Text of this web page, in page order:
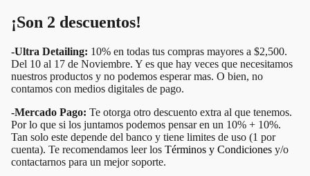
cturing
Liquid
s
Oberk
Rupes
¡Son 2 descuentos!
-Ultra Detailing: 10% en todas tus compras mayores a $2,500.
Del 10 al 17 de Noviembre. Y es que hay veces que necesitamos
nuestros productos y no podemos esperar mas. O bien, no
contamos con medios digitales de pago.
-Mercado Pago: Te otorga otro descuento extra al que tenemos.
Por lo que si los juntamos podemos pensar en un 10% + 10%.
Tan solo este depende del banco y tiene limites de uso (1 por
cuenta). Te recomendamos leer los Términos y Condiciones y/o
contactarnos para un mejor soporte.